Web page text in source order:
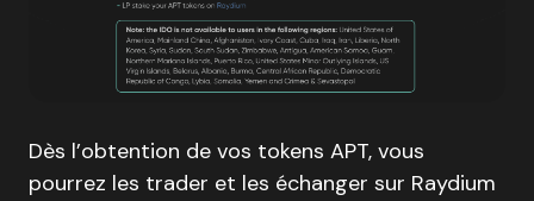
Dès l’obtention de vos tokens APT, vous
pourrez les trader et les échanger sur Raydium